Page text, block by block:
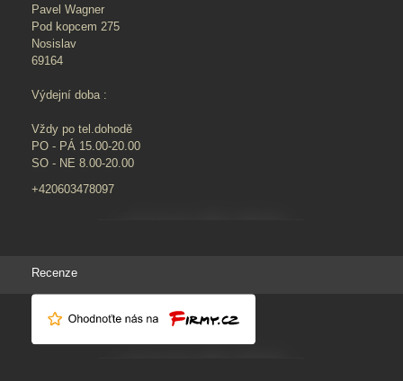
Pavel Wagner
Pod kopcem 275
Nosislav
69164
Výdejní doba :
Vždy po tel.dohodě
PO - PÁ 15.00-20.00
SO - NE 8.00-20.00
+420603478097
Recenze